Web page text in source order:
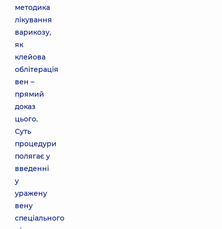
методика
лікування
варикозу,
як
клейова
облітерація
вен –
прямий
доказ
цього.
Суть
процедури
полягає у
введенні
у
уражену
вену
спеціального